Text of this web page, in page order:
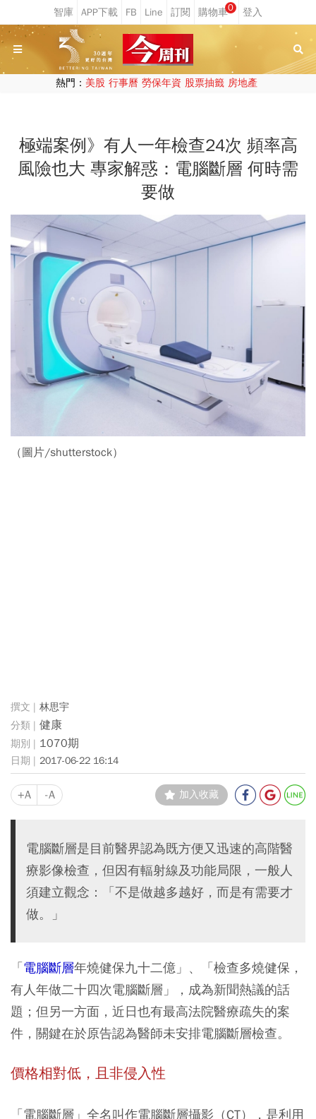
0
熱門： 美股 行事曆 勞保年資 股票抽籤 房地產
極端案例》有人一年檢查24次 頻率高
風險也大 專家解惑：電腦斷層 何時需
要做
（圖片/shutterstock）
林思宇
健康
1070期
2017-06-22 16:14
+A -A 加入收藏
電腦斷層是目前醫界認為既方便又迅速的高階醫
療影像檢查，但因有輻射線及功能局限，一般人
須建立觀念：「不是做越多越好，而是有需要才
做。」
「電腦斷層年燒健保九十二億」、「檢查多燒健保，
有人年做二十四次電腦斷層」，成為新聞熱議的話
題；但另一方面，近日也有最高法院醫療疏失的案
件，關鍵在於原告認為醫師未安排電腦斷層檢查。
價格相對低，且非侵入性
「電腦斷層」全名叫作電腦斷層攝影（CT），是利用